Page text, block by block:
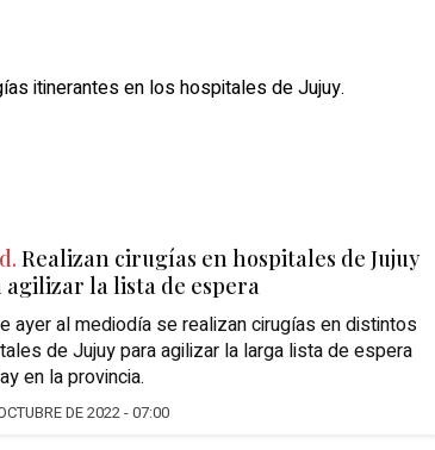
Realizan cirugías en hospitales de Jujuy
agilizar la lista de espera
ayer al mediodía se realizan cirugías en distintos
de Jujuy para agilizar la larga lista de espera
en la provincia.
DE 2022 - 07:00